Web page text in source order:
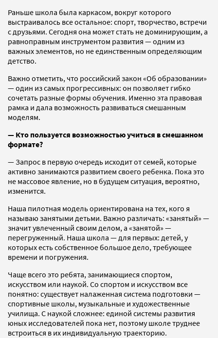
Раньше школа была каркасом, вокруг которого
выстраивалось все остальное: спорт, творчество, встречи
с друзьями. Сегодня она может стать не доминирующим, а
равноправным инструментом развития — одним из
важных элементов, но не единственным определяющим
детство.
Важно отметить, что российский закон «Об образовании»
— один из самых прогрессивных: он позволяет гибко
сочетать разные формы обучения. Именно эта правовая
рамка и дала возможность развиваться смешанным
моделям.
— Кто пользуется возможностью учиться в смешанном
формате?
— Запрос в первую очередь исходит от семей, которые
активно занимаются развитием своего ребенка. Пока это
не массовое явление, но в будущем ситуация, вероятно,
изменится.
Наша пилотная модель ориентирована на тех, кого я
называю занятыми детьми. Важно различать: «занятый» —
значит увлеченный своим делом, а «занятой» —
перегруженный. Наша школа — для первых: детей, у
которых есть собственное большое дело, требующее
времени и погружения.
Чаще всего это ребята, занимающиеся спортом,
искусством или наукой. Со спортом и искусством все
понятно: существует налаженная система подготовки —
спортивные школы, музыкальные и художественные
училища. С наукой сложнее: единой системы развития
юных исследователей пока нет, поэтому школе труднее
встроиться в их индивидуальную траекторию.